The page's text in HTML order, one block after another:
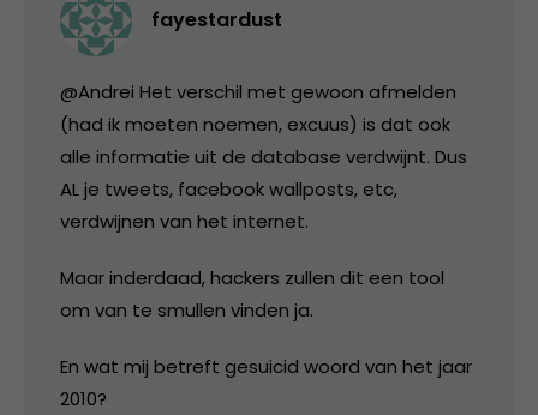
fayestardust
@Andrei Het verschil met gewoon afmelden
(had ik moeten noemen, excuus) is dat ook
alle informatie uit de database verdwijnt. Dus
AL je tweets, facebook wallposts, etc,
verdwijnen van het internet.
Maar inderdaad, hackers zullen dit een tool
om van te smullen vinden ja.
En wat mij betreft gesuicid woord van het jaar
2010?